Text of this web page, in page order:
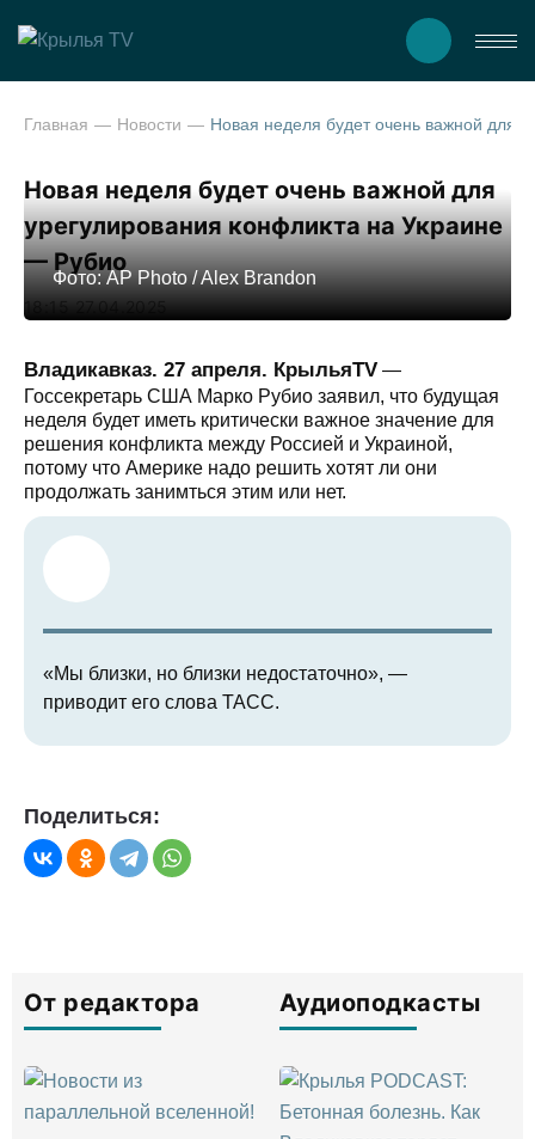
Главная Новости
Новая неделя будет очень важной для
урегулирования конфликта на Украине
— Рубио
18:15 27.04.2025
Фото: AP Photo / Alex Brandon
Владикавказ. 27 апреля. КрыльяTV —
Госсекретарь США Марко Рубио заявил, что будущая
неделя будет иметь критически важное значение для
решения конфликта между Россией и Украиной,
потому что Америке надо решить хотят ли они
продолжать занимться этим или нет.
«Мы близки, но близки недостаточно», —
приводит его слова ТАСС.
Поделиться:
От редактора Аудиоподкасты